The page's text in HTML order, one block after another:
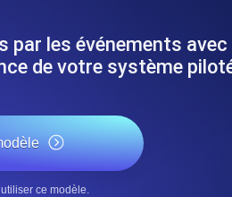
Checks SSL
commencer.
DNS Monitoring
les événements avec
de votre système
ce modèle.